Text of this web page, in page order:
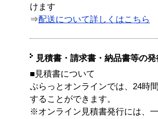
けます
⇒配送について詳しくはこちら
見積書・請求書・納品書等の
■見積書について
ぷらっとオンラインでは、24時
することができます。
※オンライン見積書発行には、